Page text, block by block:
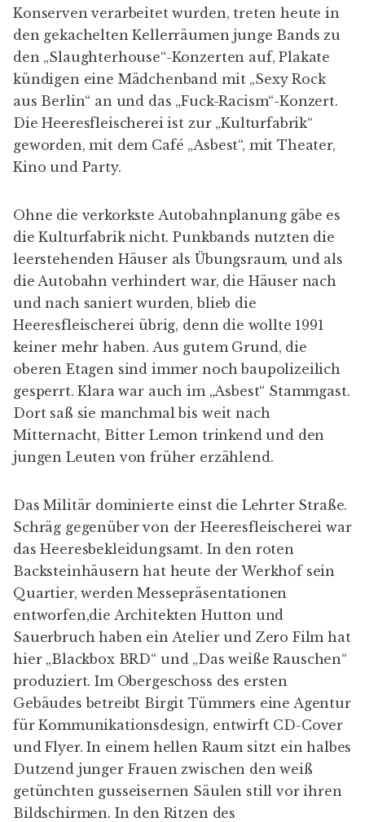
Konserven verarbeitet wurden, treten heute in
den gekachelten Kellerräumen junge Bands zu
den „Slaughterhouse“-Konzerten auf, Plakate
kündigen eine Mädchenband mit „Sexy Rock
aus Berlin“ an und das „Fuck-Racism“-Konzert.
Die Heeresfleischerei ist zur „Kulturfabrik“
geworden, mit dem Café „Asbest“, mit Theater,
Kino und Party.
Ohne die verkorkste Autobahnplanung gäbe es
die Kulturfabrik nicht. Punkbands nutzten die
leerstehenden Häuser als Übungsraum, und als
die Autobahn verhindert war, die Häuser nach
und nach saniert wurden, blieb die
Heeresfleischerei übrig, denn die wollte 1991
keiner mehr haben. Aus gutem Grund, die
oberen Etagen sind immer noch baupolizeilich
gesperrt. Klara war auch im „Asbest“ Stammgast.
Dort saß sie manchmal bis weit nach
Mitternacht, Bitter Lemon trinkend und den
jungen Leuten von früher erzählend.
Das Militär dominierte einst die Lehrter Straße.
Schräg gegenüber von der Heeresfleischerei war
das Heeresbekleidungsamt. In den roten
Backsteinhäusern hat heute der Werkhof sein
Quartier, werden Messepräsentationen
entworfen,die Architekten Hutton und
Sauerbruch haben ein Atelier und Zero Film hat
hier „Blackbox BRD“ und „Das weiße Rauschen“
produziert. Im Obergeschoss des ersten
Gebäudes betreibt Birgit Tümmers eine Agentur
für Kommunikationsdesign, entwirft CD-Cover
und Flyer. In einem hellen Raum sitzt ein halbes
Dutzend junger Frauen zwischen den weiß
getünchten gusseisernen Säulen still vor ihren
Bildschirmen. In den Ritzen des